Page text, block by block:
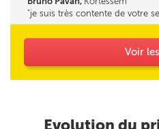
je suis très contente de votre
Voir
Evolution du